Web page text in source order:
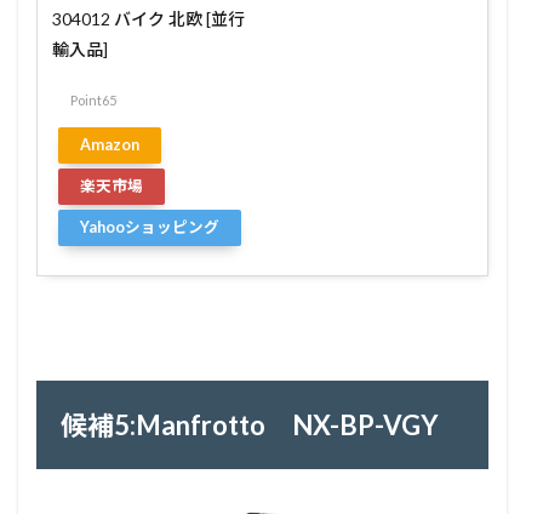
304012 バイク 北欧 [並行
輸入品]
Point65
Amazon
楽天市場
Yahooショッピング
候補5:Manfrotto NX-BP-VGY